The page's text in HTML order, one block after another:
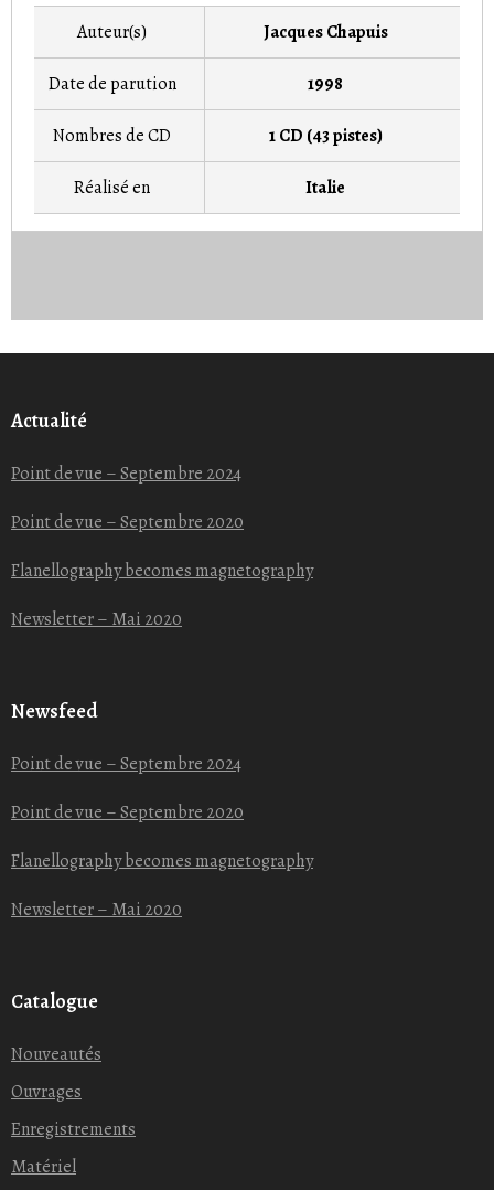
Auteur(s) Jacques Chapuis
Date de parution 1998
Nombres de CD 1 CD (43 pistes)
Réalisé en Italie
Actualité
Point de vue – Septembre 2024
Point de vue – Septembre 2020
Flanellography becomes magnetography
Newsletter – Mai 2020
Newsfeed
Point de vue – Septembre 2024
Point de vue – Septembre 2020
Flanellography becomes magnetography
Newsletter – Mai 2020
Catalogue
Nouveautés
Ouvrages
Enregistrements
Matériel